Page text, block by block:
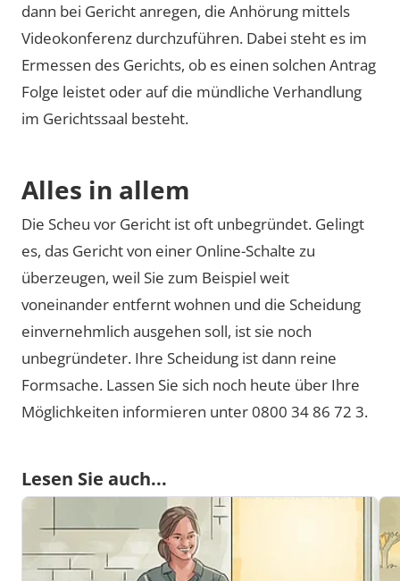
dann bei Gericht anregen, die Anhörung mittels
Videokonferenz durchzuführen. Dabei steht es im
Ermessen des Gerichts, ob es einen solchen Antrag
Folge leistet oder auf die mündliche Verhandlung
im Gerichtssaal besteht.
Alles in allem
Die Scheu vor Gericht ist oft unbegründet. Gelingt
es, das Gericht von einer Online-Schalte zu
überzeugen, weil Sie zum Beispiel weit
voneinander entfernt wohnen und die Scheidung
einvernehmlich ausgehen soll, ist sie noch
unbegründeter. Ihre Scheidung ist dann reine
Formsache. Lassen Sie sich noch heute über Ihre
Möglichkeiten informieren unter 0800 34 86 72 3.
Lesen Sie auch...